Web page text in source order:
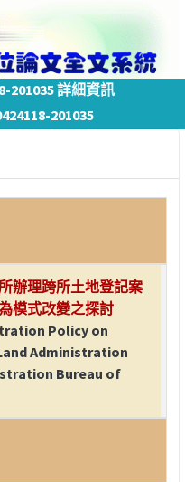
201035 詳細資訊
201035
辦理跨所土地登記案
模式改變之探討
Policy on
Administration
Bureau of